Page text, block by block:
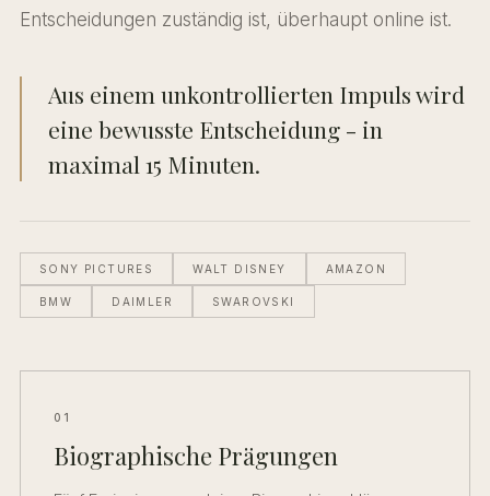
Entscheidungen zuständig ist, überhaupt online ist.
Aus einem unkontrollierten Impuls wird
eine bewusste Entscheidung - in
maximal 15 Minuten.
SONY PICTURES WALT DISNEY AMAZON
BMW DAIMLER SWAROVSKI
01
Biographische Prägungen